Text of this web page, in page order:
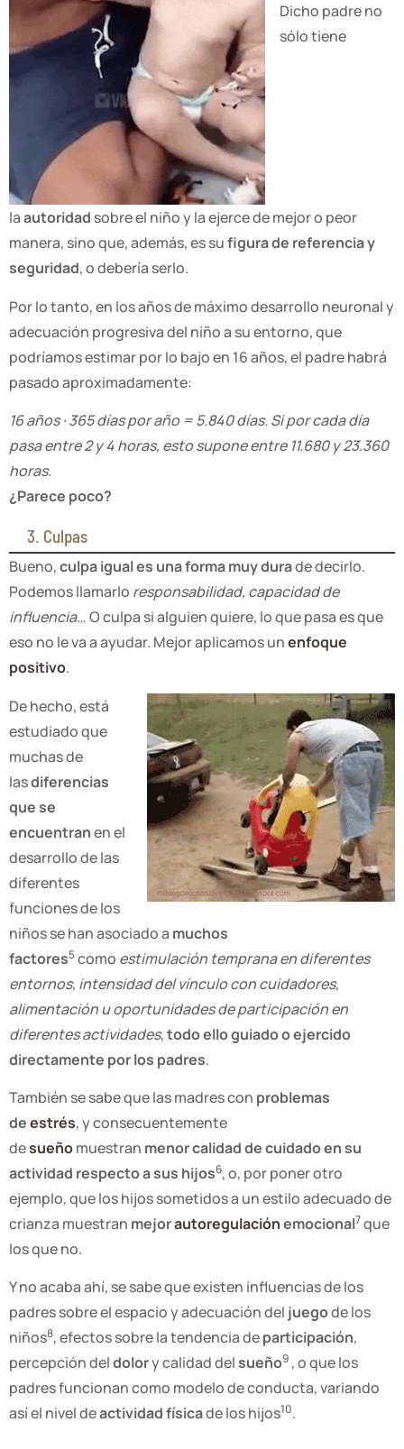
Dicho padre no
sólo tiene
laautoridad sobre el niño y la ejerce de mejor o peor
manera, sino que, además, es sufigura de referencia y
seguridad, o debería serlo.
Por lo tanto, en los años de máximo desarrollo neuronal y
adecuación progresiva del niño a su entorno, que
podríamos estimar por lo bajo en 16 años, el padre habrá
pasado aproximadamente:
16 años · 365 días por año = 5.840 días. Si por cada día
pasa entre 2 y 4 horas, esto supone entre 11.680 y 23.360
horas.
¿Parece poco?
3. Culpas
Bueno,culpa igual es una forma muy durade decirlo.
Podemos llamarlo responsabilidad, capacidad de
influencia… O culpa si alguien quiere, lo que pasa es que
eso no le va a ayudar. Mejor aplicamos unenfoque
positivo.
De hecho, está
estudiado que
muchas de
lasdiferencias
que se
encuentranen el
desarrollo de las
diferentes
funciones de los
niños se han asociado a muchos
factores5como estimulación temprana en diferentes
entornos, intensidad del vínculo con cuidadores,
alimentación u oportunidades de participación en
diferentes actividades,todo ello guiado o ejercido
directamente por los padres.
También se sabe que las madres con problemas
deestrés, y consecuentemente
desueñomuestran menor calidad de cuidado en su
actividad respecto a sus hijos6, o, por poner otro
ejemplo, que los hijos sometidos a un estilo adecuado de
crianza muestran mejorautoregulaciónemocional7que
los que no.
Y no acaba ahí, se sabe que existen influencias de los
padres sobre el espacio y adecuación del juegode los
niños8, efectos sobre la tendencia departicipación,
percepción deldolory calidad del sueño9 , o que los
padres funcionan como modelo de conducta, variando
así el nivel deactividad físicade los hijos10.